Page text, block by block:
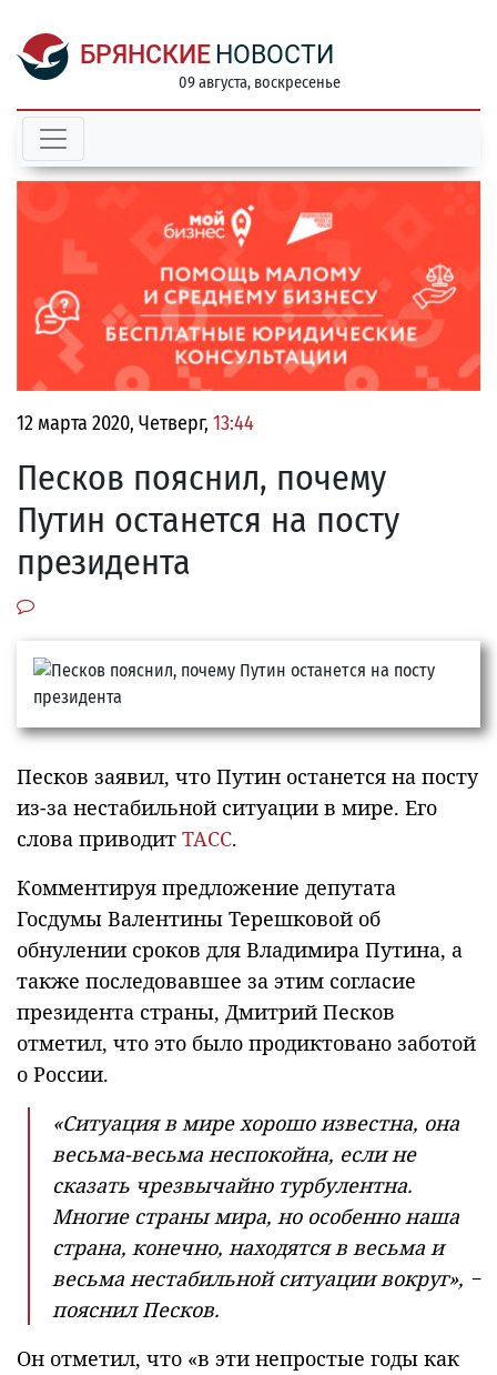
БРЯНСКИЕ НОВОСТИ
09 августа, воскресенье
12 марта 2020, Четверг, 13:44
Песков пояснил, почему
Путин останется на посту
президента
Песков заявил, что Путин останется на посту
из-за нестабильной ситуации в мире. Его
слова приводит ТАСС.
Комментируя предложение депутата
Госдумы Валентины Терешковой об
обнулении сроков для Владимира Путина, а
также последовавшее за этим согласие
президента страны, Дмитрий Песков
отметил, что это было продиктовано заботой
о России.
«Ситуация в мире хорошо известна, она
весьма-весьма неспокойна, если не
сказать чрезвычайно турбулентна.
Многие страны мира, но особенно наша
страна, конечно, находятся в весьма и
весьма нестабильной ситуации вокруг», −
пояснил Песков.
Он отметил, что «в эти непростые годы как